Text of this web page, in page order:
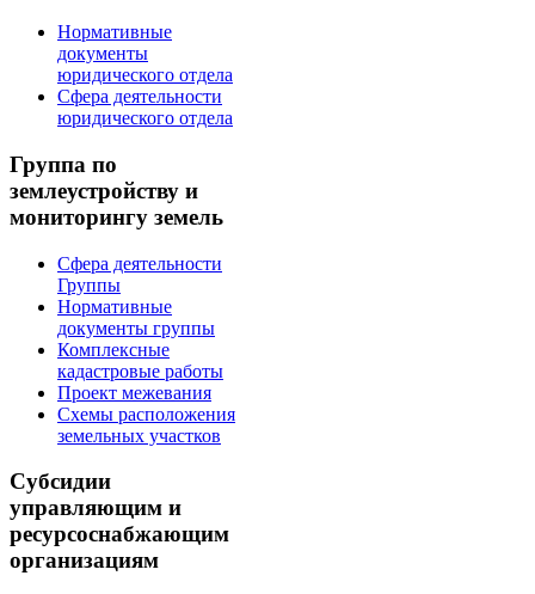
Нормативные
документы
юридического отдела
Сфера деятельности
юридического отдела
Группа по
землеустройству и
мониторингу земель
Сфера деятельности
Группы
Нормативные
документы группы
Комплексные
кадастровые работы
Проект межевания
Схемы расположения
земельных участков
Субсидии
управляющим и
ресурсоснабжающим
организациям